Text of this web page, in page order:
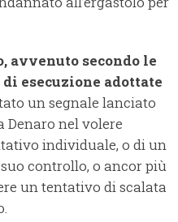
avvenuto secondo le
esecuzione adottate
un segnale lanciato
Denaro nel volere
individuale, o di un
controllo, o ancor più
un tentativo di scalata